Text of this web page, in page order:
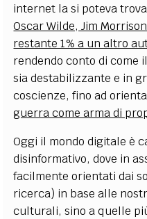
internet la si poteva
Oscar Wilde, Jim
restante 1% a un altro
rendendo conto di come
sia destabilizzante e in
coscienze, fino ad
guerra come arma di
Oggi il mondo digitale è
disinformativo, dove in
facilmente orientati dai
ricerca) in base alle
culturali, sino a quelle